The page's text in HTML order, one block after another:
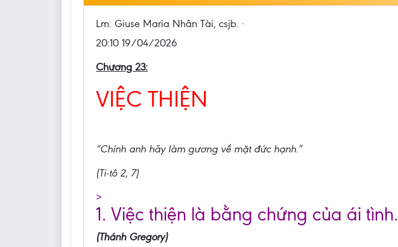
Lm. Giuse Maria Nhân Tài, csjb. ·
20:10 19/04/2026
Chương 23:
VIỆC THIỆN
“Chính anh hãy làm gương về mặt đức hạnh.”
(Ti-tô 2, 7)
>
1. Việc thiện là bằng chứng của ái tình.
(Thánh Gregory)